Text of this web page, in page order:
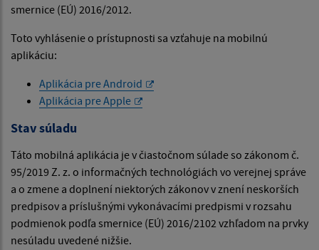
smernice (EÚ) 2016/2012.
Toto vyhlásenie o prístupnosti sa vzťahuje na mobilnú
aplikáciu:
Aplikácia pre Android
Aplikácia pre Apple
Stav súladu
Táto mobilná aplikácia je v čiastočnom súlade so zákonom č.
95/2019 Z. z. o informačných technológiách vo verejnej správe
a o zmene a doplnení niektorých zákonov v znení neskorších
predpisov a príslušnými vykonávacími predpismi v rozsahu
podmienok podľa smernice (EÚ) 2016/2102 vzhľadom na prvky
nesúladu uvedené nižšie.